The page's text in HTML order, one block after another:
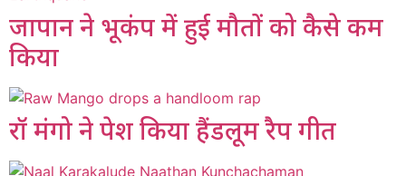
जापान ने भूकंप में हुई मौतों को कैसे कम
किया
रॉ मंगो ने पेश किया हैंडलूम रैप गीत